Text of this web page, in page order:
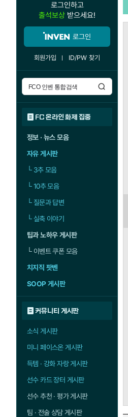
로그인하고
출석보상 받으세요!
로그인
회원가입 ID/PW 찾기
FC 온라인 화제 집중
정보 · 뉴스 모음
자유 게시판
└3추 모음
└10추 모음
└질문과 답변
└실축 이야기
팁과 노하우 게시판
└이벤트 쿠폰 모음
치지직 팟벤
SOOP 게시판
커뮤니티 게시판
소식 게시판
미니 페이스온 게시판
득템 · 강화 자랑 게시판
선수 카드 장터 게시판
선수 추천 · 평가 게시판
팀 · 전술 상담 게시판